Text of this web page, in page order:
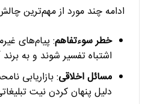
ادامه چند مورد از مهم‌ترین
خطر سوءتفاهم: پیام‌های
اشتباه تفسیر شوند و به
مسائل اخلاقی: بازاریابی
دلیل پنهان کردن نیت